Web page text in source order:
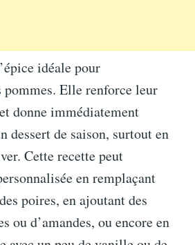
idéale pour
pommes. Elle renforce leur
donne immédiatement
dessert de saison, surtout en
Cette recette peut
en remplaçant
poires, en ajoutant des
ou d’amandes, ou encore en